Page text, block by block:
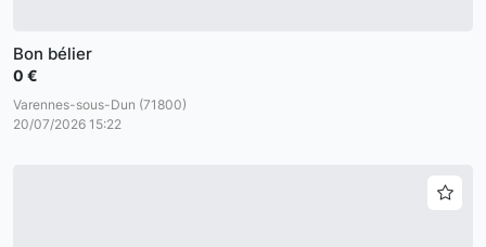
Bon bélier
0 €
Varennes-sous-Dun (71800)
20/07/2026 15:22